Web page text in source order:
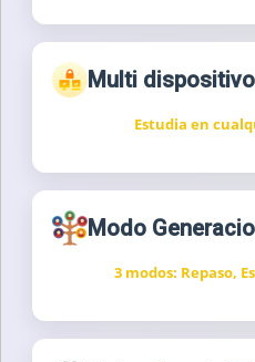
Multi dispositivo
Estudia en
Modo
3 modos: Repaso,